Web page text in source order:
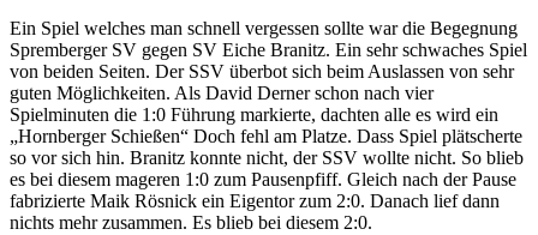
Ein Spiel welches man schnell vergessen sollte war die Begegnung
Spremberger SV gegen SV Eiche Branitz. Ein sehr schwaches Spiel
von beiden Seiten. Der SSV überbot sich beim Auslassen von sehr
guten Möglichkeiten. Als David Derner schon nach vier
Spielminuten die 1:0 Führung markierte, dachten alle es wird ein
„Hornberger Schießen“ Doch fehl am Platze. Dass Spiel plätscherte
so vor sich hin. Branitz konnte nicht, der SSV wollte nicht. So blieb
es bei diesem mageren 1:0 zum Pausenpfiff. Gleich nach der Pause
fabrizierte Maik Rösnick ein Eigentor zum 2:0. Danach lief dann
nichts mehr zusammen. Es blieb bei diesem 2:0.